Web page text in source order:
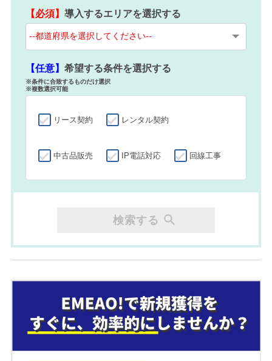
【必須】導入するエリアを選択する
【任意】希望する条件を選択する
※条件に合致するものだけ選択
※複数選択可能
リース契約 レンタル契約
中古品販売 IP電話対応 回線工事
検索する